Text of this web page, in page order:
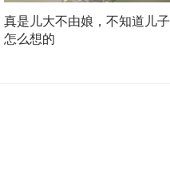
真是儿大不由娘，不知道儿子
怎么想的